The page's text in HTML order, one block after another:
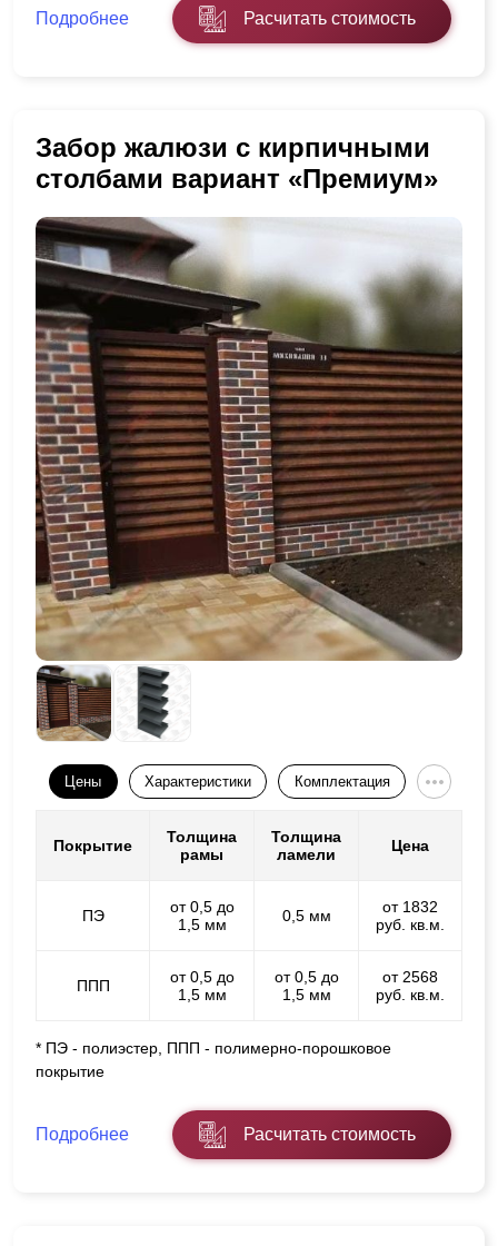
Подробнее Расчитать стоимость
Забор жалюзи с кирпичными
столбами вариант «Премиум»
Цены Характеристики Комплектация
Покрытие
Толщина
рамы
Толщина
ламели
Цена
ПЭ
от 0,5 до
1,5 мм
0,5 мм
от 1832
руб. кв.м.
ППП
от 0,5 до
1,5 мм
от 0,5 до
1,5 мм
от 2568
руб. кв.м.
* ПЭ - полиэстер, ППП - полимерно-порошковое
покрытие
Подробнее Расчитать стоимость